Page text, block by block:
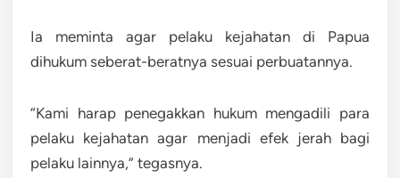
Ia meminta agar pelaku kejahatan di Papua
dihukum seberat-beratnya sesuai perbuatannya.
“Kami harap penegakkan hukum mengadili para
pelaku kejahatan agar menjadi efek jerah bagi
pelaku lainnya,” tegasnya.